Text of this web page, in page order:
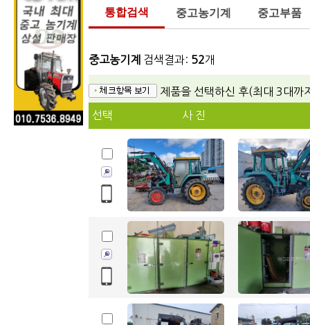
통합검색 중고농기계 중고부품
중고농기계 검색결과: 52개
제품을 선택하신 후(최대 3대까
선택 사 진